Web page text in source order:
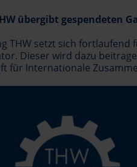
übergibt gespendeten
THW setzt sich fortlaufend
Dieser wird dazu
für Internationale